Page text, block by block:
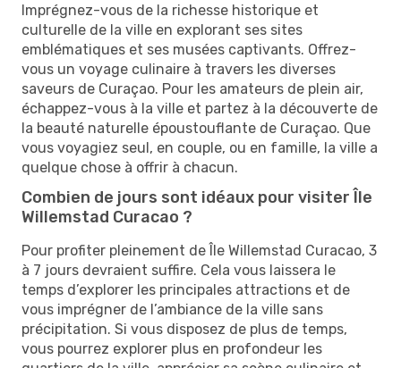
Imprégnez-vous de la richesse historique et
culturelle de la ville en explorant ses sites
emblématiques et ses musées captivants. Offrez-
vous un voyage culinaire à travers les diverses
saveurs de Curaçao. Pour les amateurs de plein air,
échappez-vous à la ville et partez à la découverte de
la beauté naturelle époustouflante de Curaçao. Que
vous voyagiez seul, en couple, ou en famille, la ville a
quelque chose à offrir à chacun.
Combien de jours sont idéaux pour visiter Île
Willemstad Curacao ?
Pour profiter pleinement de Île Willemstad Curacao, 3
à 7 jours devraient suffire. Cela vous laissera le
temps d’explorer les principales attractions et de
vous imprégner de l’ambiance de la ville sans
précipitation. Si vous disposez de plus de temps,
vous pourrez explorer plus en profondeur les